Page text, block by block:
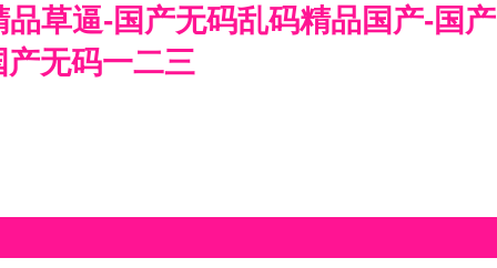
草逼-国产无码乱码精品国产-国产
无码一二三